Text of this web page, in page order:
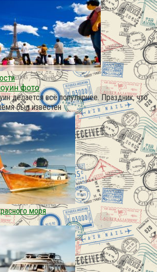
фото
делается всё популярнее. Праздник, что
был известен
моря